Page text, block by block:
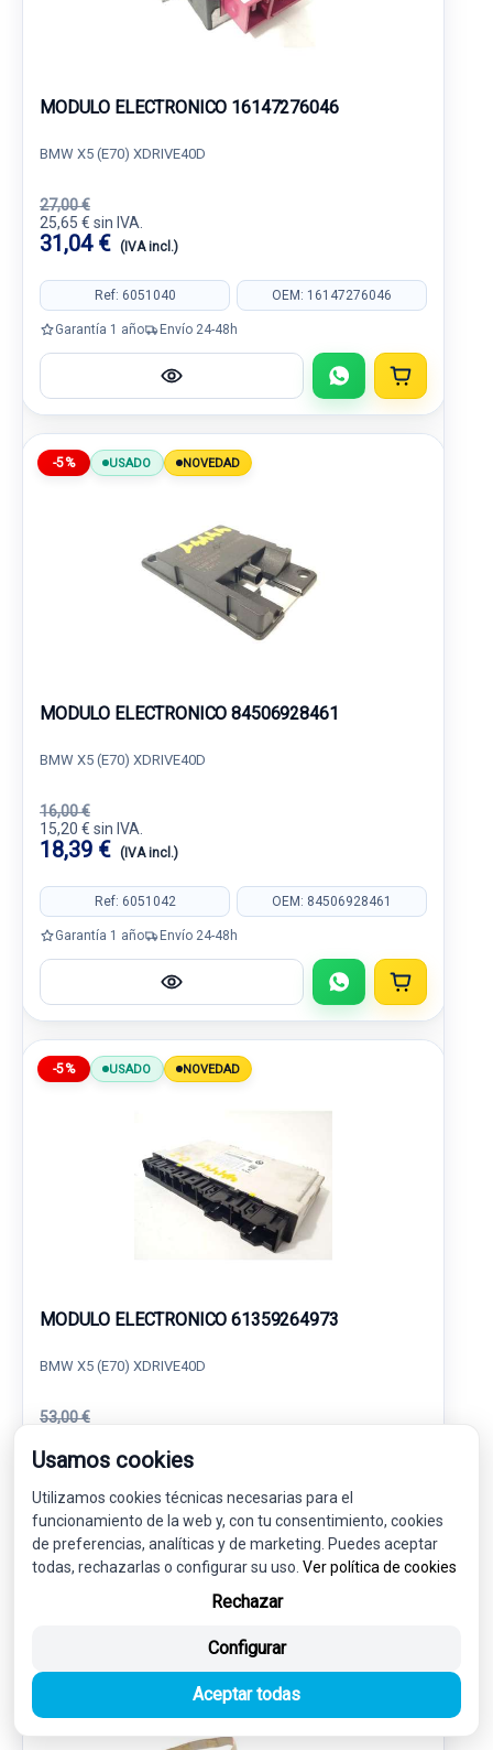
MODULO ELECTRONICO 16147276046
BMW X5 (E70) XDRIVE40D
27,00 €
25,65 € sin IVA.
31,04 € (IVA incl.)
Ref: 6051040 OEM: 16147276046
Garantía 1 año Envío 24-48h
-5% USADO NOVEDAD
MODULO ELECTRONICO 84506928461
BMW X5 (E70) XDRIVE40D
16,00 €
15,20 € sin IVA.
18,39 € (IVA incl.)
Ref: 6051042 OEM: 84506928461
Garantía 1 año Envío 24-48h
-5% USADO NOVEDAD
MODULO ELECTRONICO 61359264973
BMW X5 (E70) XDRIVE40D
53,00 €
60,92 € (IVA incl.)
Ref: 6051044 OEM: 61359264973
Garantía 1 año Envío 24-48h
-5% USADO NOVEDAD
Usamos cookies
Utilizamos cookies técnicas necesarias para el
funcionamiento de la web y, con tu consentimiento, cookies
de preferencias, analíticas y de marketing. Puedes aceptar
todas, rechazarlas o configurar su uso. Ver política de cookies
Rechazar
Configurar
Aceptar todas